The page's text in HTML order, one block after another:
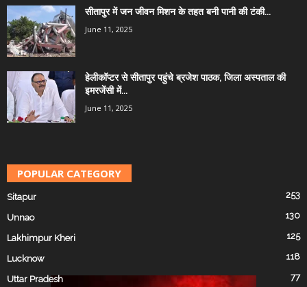
सीतापुर में जन जीवन मिशन के तहत बनी पानी की टंकी...
June 11, 2025
हेलीकॉप्टर से सीतापुर पहुंचे ब्रजेश पाठक, जिला अस्पताल की
इमरजेंसी में...
June 11, 2025
POPULAR CATEGORY
Sitapur 253
Unnao 130
Lakhimpur Kheri 125
Lucknow 118
Uttar Pradesh 77